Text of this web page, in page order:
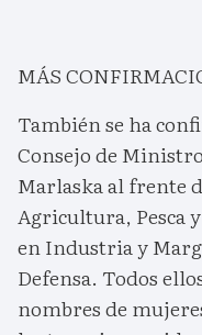
MÁS
También se ha
Consejo de
Marlaska al frente
Agricultura, Pesca
en Industria y
Defensa. Todos
nombres de